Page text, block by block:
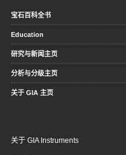
宝石百科全书
Education
研究与新闻主页
分析与分级主页
关于 GIA 主页
关于 GIA Instruments